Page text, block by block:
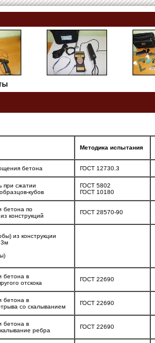
Методика испытания
бетона ГОСТ 12730.3
при сжатии
кубов
ГОСТ 5802
ГОСТ 10180
бетона по
конструкций
ГОСТ 28570-90
из конструкции
3м
бетона в
отскока
ГОСТ 22690
бетона в
со скалыванием
ГОСТ 22690
бетона в
ребра
ГОСТ 22690